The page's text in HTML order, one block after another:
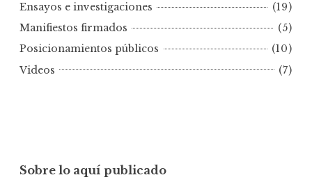
f
e
c
a
Ensayos e investigaciones
(19)
Manifiestos firmados
(5)
Posicionamientos públicos
(10)
Videos
(7)
Sobre lo aquí publicado